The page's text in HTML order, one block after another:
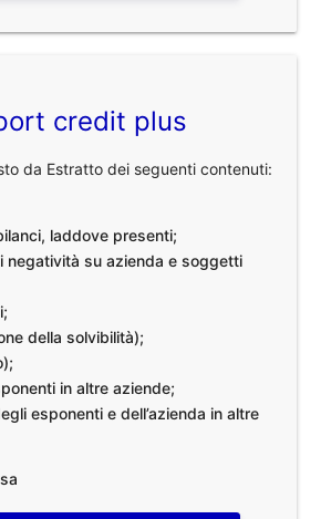
credit plus
da Estratto dei seguenti contenuti:
laddove presenti;
negatività su azienda e soggetti
della solvibilità);
in altre aziende;
esponenti e dell’azienda in altre